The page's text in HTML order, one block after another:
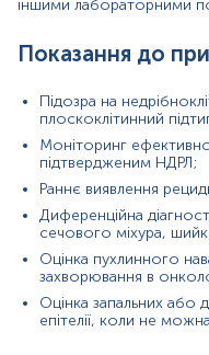
Інші епітеліальні
сечового міхура,
Тяжкі запальні
туберкульоз);
Хронічне
пошкодженням
Порушення
впливають на
Масивне
Причини зниження рівня
іншими лабораторними
Показання до
Підозра на
плоскоклітинний
Моніторинг
підтвердженим НДРЛ;
Раннє виявлення
Диференційна
сечового міхура,
Оцінка пухлинного
захворювання в
Оцінка запальних або
епітелії, коли не